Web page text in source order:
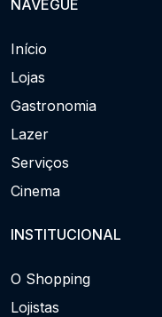
NAVEGUE
Início
Lojas
Gastronomia
Lazer
Serviços
Cinema
INSTITUCIONAL
O Shopping
Lojistas